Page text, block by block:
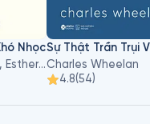
Nhọc
Abhijit V. Banerjee, Esther Duflo
Sự Thật Trần Trụi
Charles Wheelan
4.8(54)